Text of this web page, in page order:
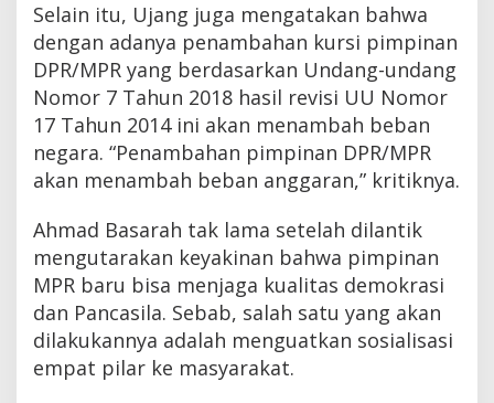
Selain itu, Ujang juga mengatakan bahwa
dengan adanya penambahan kursi pimpinan
DPR/MPR yang berdasarkan Undang-undang
Nomor 7 Tahun 2018 hasil revisi UU Nomor
17 Tahun 2014 ini akan menambah beban
negara. “Penambahan pimpinan DPR/MPR
akan menambah beban anggaran,” kritiknya.
Ahmad Basarah tak lama setelah dilantik
mengutarakan keyakinan bahwa pimpinan
MPR baru bisa menjaga kualitas demokrasi
dan Pancasila. Sebab, salah satu yang akan
dilakukannya adalah menguatkan sosialisasi
empat pilar ke masyarakat.